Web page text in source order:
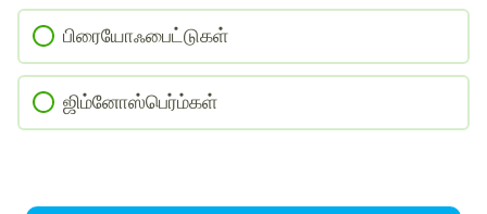
பிரையோஃபைட்டுகள்
ஜிம்னோஸ்பெர்ம்கள்